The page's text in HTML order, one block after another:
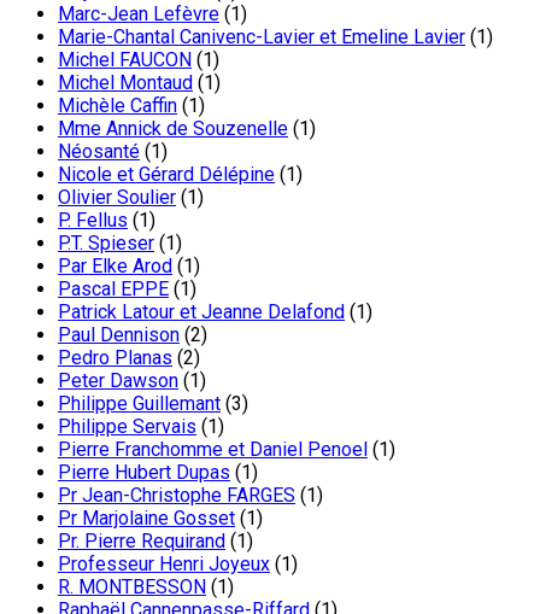
Marc-Jean Lefèvre (1)
Marie-Chantal Canivenc-Lavier et Emeline Lavier (1)
Michel FAUCON (1)
Michel Montaud (1)
Michèle Caffin (1)
Mme Annick de Souzenelle (1)
Néosanté (1)
Nicole et Gérard Délépine (1)
Olivier Soulier (1)
P. Fellus (1)
P.T. Spieser (1)
Par Elke Arod (1)
Pascal EPPE (1)
Patrick Latour et Jeanne Delafond (1)
Paul Dennison (2)
Pedro Planas (2)
Peter Dawson (1)
Philippe Guillemant (3)
Philippe Servais (1)
Pierre Franchomme et Daniel Penoel (1)
Pierre Hubert Dupas (1)
Pr Jean-Christophe FARGES (1)
Pr Marjolaine Gosset (1)
Pr. Pierre Requirand (1)
Professeur Henri Joyeux (1)
R. MONTBESSON (1)